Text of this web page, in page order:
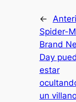
←
Spider-
Brand
Day
estar
un